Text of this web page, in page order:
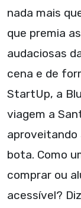
nada mais
que premia
audaciosas
cena e de
StartUp, a
viagem a
aproveitando
bota. Como
comprar ou
acessível?